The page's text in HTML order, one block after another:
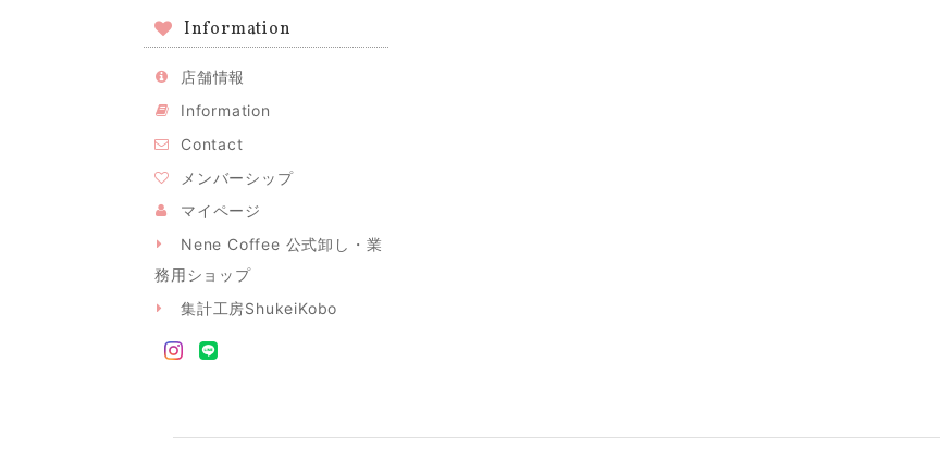
Information
店舗情報
Information
Contact
メンバーシップ
マイページ
Nene Coffee 公式卸し・業
務用ショップ
集計工房ShukeiKobo